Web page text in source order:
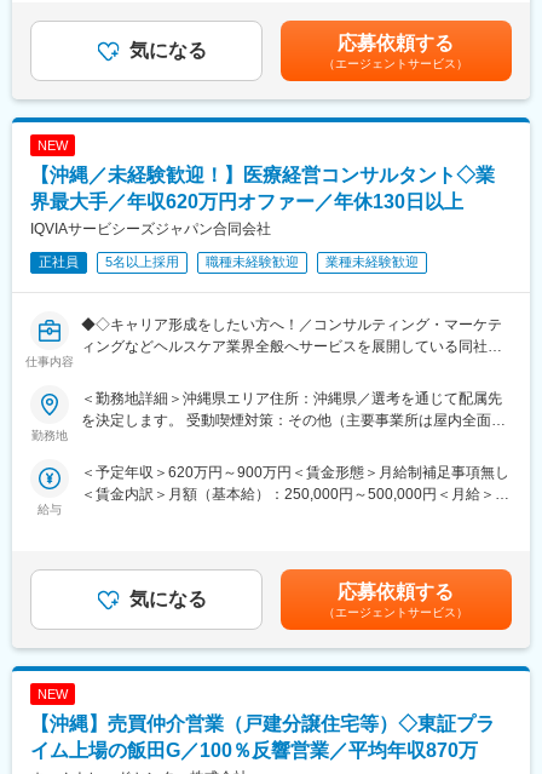
・プライム案件の提案・プロジェクトマネジメント
・人材育成
【職務詳細】
・自身のノウハウの次世代への伝承、教育
・他社との協業案件あり（チームでプロジェクトを進めることも
可能）
・プロフェッショナルとしてのご提案/コンサルティング実施
【弊社の魅力】
・長期連休/有給休暇取得可能
・長期的に活躍している社員在籍
【会社紹介】
弊社は1992年(平成4年)12月の創業以来、上/下水道に関わる「調
た。現在は第二創業期として、事業拡大と新技術の導入を進める
予定です。沖縄のインフラ整備に貢献することを使命とし、地域
ルとしてのスキル向上サポートにも力を入れております。少数精
鋭ながら、技術士をはじめとする専門家が在籍し、確かな技術力
で高品質なサービスを提供しております。
見込みです）■該当者には、資格手当、技能手当などを支給■昇
給：年1回（4月）■賞与：年2回（7、12月／実績：1.5～2か月）
賃金はあくまでも目安の金額であり、選考を通じて上下する可能
性があります。月給(月額)は固定手当を含めた表記です。
気になる 応募依頼する
（エージェントサービス）
NEW
【沖縄／未経験歓迎！】医療経営コンサルタント◇業
界最大手／年収620万円オファー／年休130日以上
IQVIAサービシーズジャパン合同会社
正社員 5名以上採用 職種未経験歓迎 業種未経験歓迎
仕事内容
◆◇キャリア形成をしたい方へ！／コンサルティング・マーケテ
ィングなどヘルスケア業界全般へサービスを展開している同社に
＼そもそも「IQVIA」とは？／
事業の一つ「Provider」というポジションで、クリニックの経営
を支えるコンサルタント活動を行っていただきます。病院経営を
国内トップクラスのプロジェクト受託実績を誇る同社の一員とし
て、これまでのMSの実績を活かし、クリニックや調剤薬局の経営
支援プロジェクトの一員として活躍します。クリニック、病院、
調剤薬局がクライアントとなり、クライアントの経営課題の抽出
～戦略立案～実行に携わり、クライアントの経営課題改善や売上
ご安心してご応募ください！
※上記のプロジェクト終了後は別の類似プロジェクトや研修を経た
のちにMRプロジェクトへの再配属となります。ご希望や適性、受
勤務地
＜勤務地詳細＞沖縄県エリア住所：沖縄県／選考を通じて配属先
を決定します。 受動喫煙対策：その他（主要事業所は屋内全面禁
給与
＜予定年収＞620万円～900万円＜賃金形態＞月給制補足事項無し
＜賃金内訳＞月額（基本給）：250,000円～500,000円＜月給＞
ジェクト稼働手当(35,000円)、外勤日当（1日1,500円／外勤3.5時
間以上）■変動賞与制（6月・12月・3月）※平均実績6ヶ月分■イン
センティブ：3月（対象者）賃金はあくまでも目安の金額であり、
選考を通じて上下する可能性があります。月給(月額)は固定手当を
含めた表記です。
気になる 応募依頼する
（エージェントサービス）
NEW
【沖縄】売買仲介営業（戸建分譲住宅等）◇東証プラ
イム上場の飯田G／100％反響営業／平均年収870万